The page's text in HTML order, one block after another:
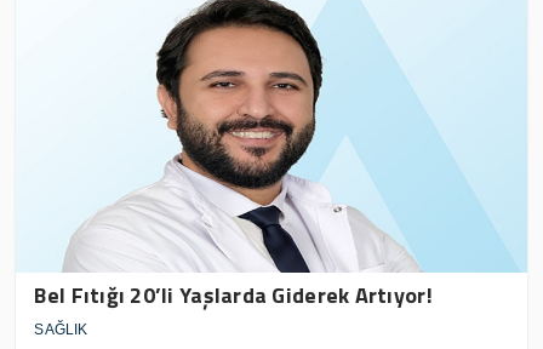
Bel Fıtığı 20’li Yaşlarda Giderek Artıyor!
SAĞLIK